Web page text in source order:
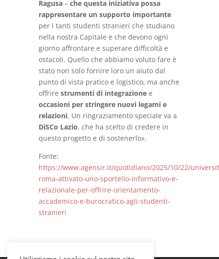
Ragusa– che questa iniziativa possa
rappresentare un supporto importante
per i tanti studenti stranieri che studiano
nella nostra Capitale e che devono ogni
giorno affrontare e superare difficoltà e
ostacoli. Quello che abbiamo voluto fare è
stato non solo fornire loro un aiuto dal
punto di vista pratico e logistico, ma anche
offrire strumenti di integrazionee
occasioni per stringere nuovi legami e
relazioni. Un ringraziamento speciale va a
DiSCo Lazio, che ha scelto di credere in
questo progetto e di sostenerlo».
Fonte:
https://www.agensir.it/quotidiano/2025/10/22/
roma-attivato-uno-sportello-informativo-e-
relazionale-per-offrire-orientamento-
accademico-e-burocratico-agli-studenti-
stranieri